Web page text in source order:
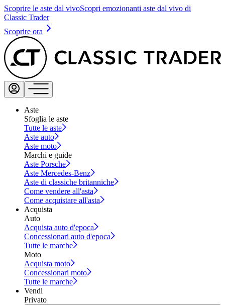
Scoprire le aste dal vivoScopri emozionanti aste dal vivo di
Classic Trader
Scoprire ora
Aste
Sfoglia le aste
Tutte le aste
Aste auto
Aste moto
Marchi e guide
Aste Porsche
Aste Mercedes-Benz
Aste di classiche britanniche
Come vendere all'asta
Come acquistare all'asta
Acquista
Auto
Acquista auto d'epoca
Concessionari auto d'epoca
Tutte le marche
Moto
Acquista moto
Concessionari moto
Tutte le marche
Vendi
Privato